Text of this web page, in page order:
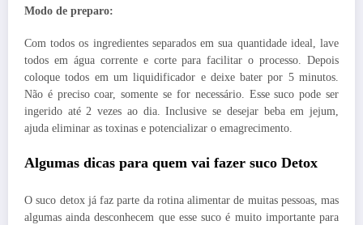
Modo de preparo:
Com todos os ingredientes separados em sua quantidade ideal, lave
todos em água corrente e corte para facilitar o processo. Depois
coloque todos em um liquidificador e deixe bater por 5 minutos.
Não é preciso coar, somente se for necessário. Esse suco pode ser
ingerido até 2 vezes ao dia. Inclusive se desejar beba em jejum,
ajuda eliminar as toxinas e potencializar o emagrecimento.
Algumas dicas para quem vai fazer suco Detox
O suco detox já faz parte da rotina alimentar de muitas pessoas, mas
algumas ainda desconhecem que esse suco é muito importante para